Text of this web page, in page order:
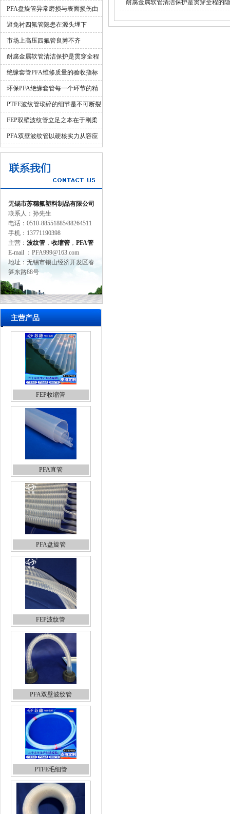
吗？
PFA盘旋管异常磨损与表面损伤由
什么造成？
避免衬四氟管隐患在源头埋下
市场上高压四氟管良莠不齐
耐腐金属软管清洁保护是贯穿全程
的隐形保障
绝缘套管PFA维修质量的验收指标
环保PFA绝缘套管每一个环节的精
细化管控
PTFE波纹管琐碎的细节是不可断裂
的一环
FEP双壁波纹管立足之本在于刚柔
并济的科学设计
PFA双壁波纹管以硬核实力从容应
对工业苛刻环境
无锡市苏穗氟塑料制品有限公司
联系人：孙先生
电话：0510-88551885/88264511
手机：13771190398
主营： 波纹管 ， 收缩管 ， PFA管
E-mail ：PFA999@163.com
地址：无锡市锡山经济开发区春
笋东路88号
主营产品
FEP收缩管
PFA直管
PFA盘旋管
FEP波纹管
PFA双壁波纹管
PTFE毛细管
耐腐金属软管清洁保护是贯穿全程的